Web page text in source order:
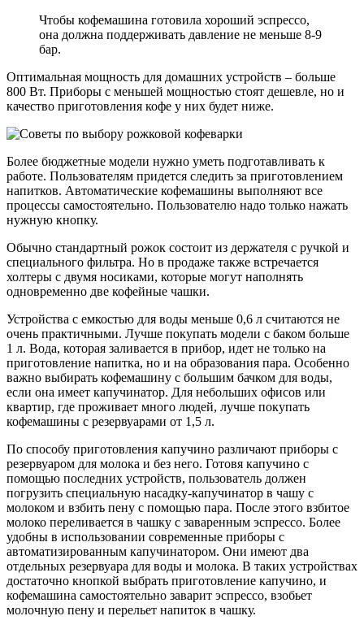
Чтобы кофемашина готовила хороший эспрессо,
она должна поддерживать давление не меньше 8-9
бар.
Оптимальная мощность для домашних устройств – больше
800 Вт. Приборы с меньшей мощностью стоят дешевле, но и
качество приготовления кофе у них будет ниже.
Более бюджетные модели нужно уметь подготавливать к
работе. Пользователям придется следить за приготовлением
напитков. Автоматические кофемашины выполняют все
процессы самостоятельно. Пользователю надо только нажать
нужную кнопку.
Обычно стандартный рожок состоит из держателя с ручкой и
специального фильтра. Но в продаже также встречается
холтеры с двумя носиками, которые могут наполнять
одновременно две кофейные чашки.
Устройства с емкостью для воды меньше 0,6 л считаются не
очень практичными. Лучше покупать модели с баком больше
1 л. Вода, которая заливается в прибор, идет не только на
приготовление напитка, но и на образования пара. Особенно
важно выбирать кофемашину с большим бачком для воды,
если она имеет капучинатор. Для небольших офисов или
квартир, где проживает много людей, лучше покупать
кофемашины с резервуарами от 1,5 л.
По способу приготовления капучино различают приборы с
резервуаром для молока и без него. Готовя капучино с
помощью последних устройств, пользователь должен
погрузить специальную насадку-капучинатор в чашу с
молоком и взбить пену с помощью пара. После этого взбитое
молоко переливается в чашку с заваренным эспрессо. Более
удобны в использовании современные приборы с
автоматизированным капучинатором. Они имеют два
отдельных резервуара для воды и молока. В таких устройствах
достаточно кнопкой выбрать приготовление капучино, и
кофемашина самостоятельно заварит эспрессо, взобьет
молочную пену и перельет напиток в чашку.